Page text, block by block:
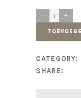
CATEGORY:
SHARE: